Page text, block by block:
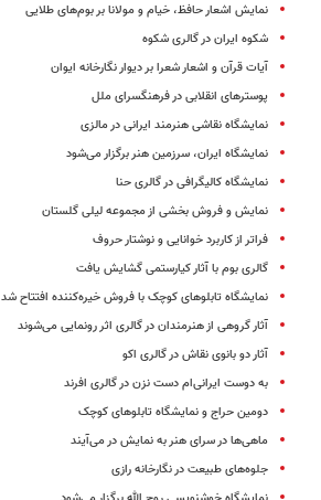
نمایش اشعار حافظ، خیام و مولانا بر بوم‌های طلایی
شکوه ایران در گالری شکوه
آیات قرآن و اشعار شعرا بر دیوار نگارخانه ایوان
پوسترهای انقلابی در فرهنگسرای ملل
نمایشگاه نقاشی هنرمند ایرانی در مالزی
نمایشگاه ایران، سرزمین هنر برگزار می‌شود
نمایشگاه کالیگرافی در گالری حنا
نمایش و فروش بخشی از مجموعه لیلی گلستان
فراتر از کاربرد خوانایی و نوشتار حروف
گالری بوم با آثار کیارستمی گشایش یافت
نمایشگاه تابلوهای کوچک با فروش خیره‌کننده افتتاح شد
آثار گروهی از هنرمندان در گالری اثر رونمایی می‌شوند
آثار دو بانوی نقاش در گالری اکو
به دوست ایرانی‌ام دست نزن در گالری افرند
دومین حراج و نمایشگاه تابلوهای کوچک
ماهی‌ها در سرای هنر به نمایش در می‌آیند
جلوه‌های طبیعت در نگارخانه رازی